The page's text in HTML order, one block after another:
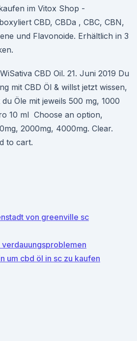
im Vitox Shop -
CBD, CBDa , CBC, CBN,
und Flavonoide. Erhältlich in 3
CBD Oil. 21. Juni 2019 Du
mit CBD Öl & willst jetzt wissen,
Öle mit jeweils 500 mg, 1000
10 ml Choose an option,
2000mg, 4000mg. Clear.
to cart.
von greenville sc
um cbd öl in sc zu kaufen